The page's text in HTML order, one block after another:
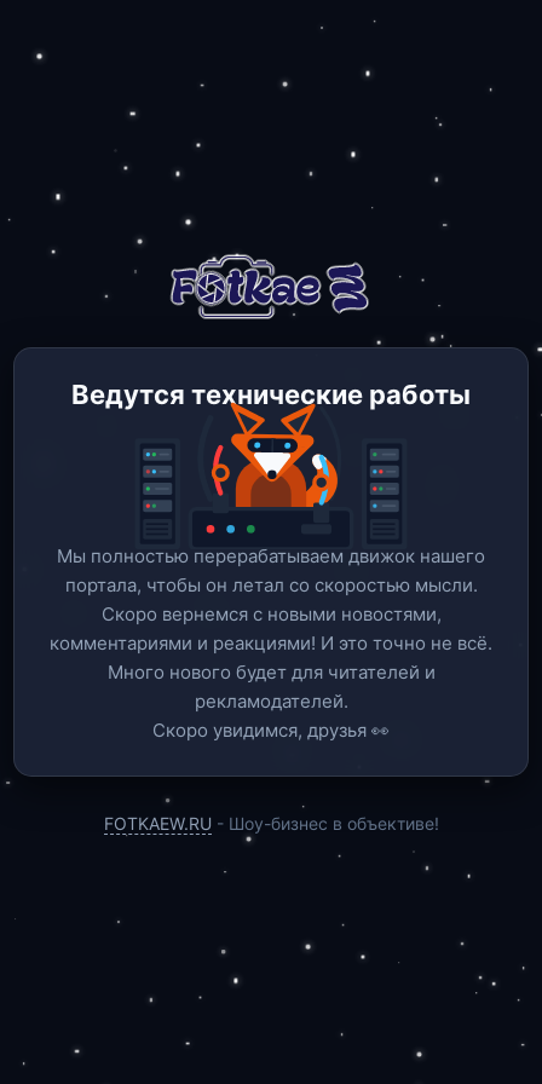
Ведутся технические работы
Мы полностью перерабатываем движок нашего
портала, чтобы он летал со скоростью мысли.
Скоро вернемся c новыми новостями,
комментариями и реакциями! И это точно не всё.
Много нового будет для читателей и
рекламодателей.
Скоро увидимся, друзья 👀
FOTKAEW.RU - Шоу-бизнес в объективе!